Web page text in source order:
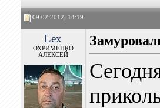
09.02.2012, 14:19
Lex
ОХРИМЕНКО
АЛЕКСЕЙ